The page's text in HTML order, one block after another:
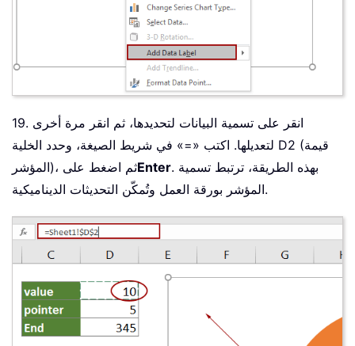
19. انقر على تسمية البيانات لتحديدها، ثم انقر مرة أخرى
لتعديلها. اكتب «=» في شريط الصيغة، وحدد الخلية D2 (قيمة
المؤشر)، ثم اضغط علىEnter. بهذه الطريقة، ترتبط تسمية
المؤشر بورقة العمل وتُمكّن التحديثات الديناميكية.